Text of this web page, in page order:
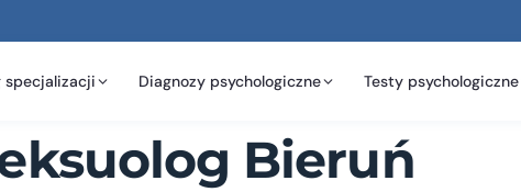
specjalizacji Diagnozy psychologiczne Testy psychologiczne
Bieruń